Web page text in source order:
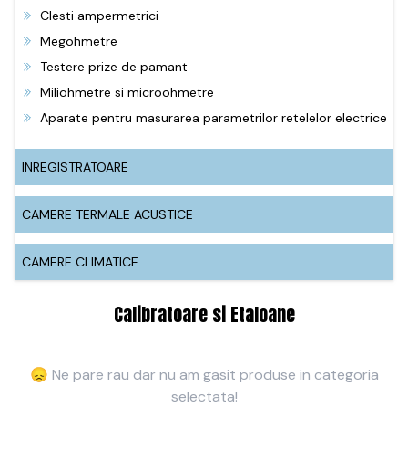
Clesti ampermetrici
Megohmetre
Testere prize de pamant
Miliohmetre si microohmetre
Aparate pentru masurarea parametrilor retelelor electrice
INREGISTRATOARE
CAMERE TERMALE ACUSTICE
CAMERE CLIMATICE
Calibratoare si Etaloane
😞 Ne pare rau dar nu am gasit produse in categoria
selectata!